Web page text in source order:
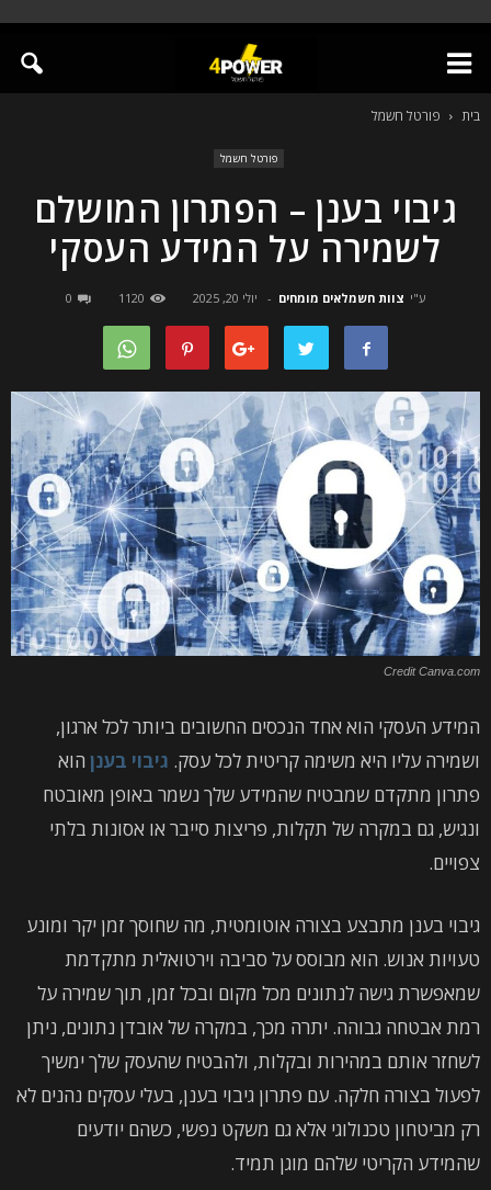
בית פורטל חשמל
פורטל חשמל
גיבוי בענן – הפתרון המושלם
לשמירה על המידע העסקי
ע"י צוות חשמלאים מומחים - יולי 20, 2025 1120
0
Credit Canva.com
המידע העסקי הוא אחד הנכסים החשובים ביותר לכל ארגון,
ושמירה עליו היא משימה קריטית לכל עסק. גיבוי בענן הוא
פתרון מתקדם שמבטיח שהמידע שלך נשמר באופן מאובטח
ונגיש, גם במקרה של תקלות, פריצות סייבר או אסונות בלתי
צפויים.
גיבוי בענן מתבצע בצורה אוטומטית, מה שחוסך זמן יקר ומונע
טעויות אנוש. הוא מבוסס על סביבה וירטואלית מתקדמת
שמאפשרת גישה לנתונים מכל מקום ובכל זמן, תוך שמירה על
רמת אבטחה גבוהה. יתרה מכך, במקרה של אובדן נתונים, ניתן
לשחזר אותם במהירות ובקלות, ולהבטיח שהעסק שלך ימשיך
לפעול בצורה חלקה. עם פתרון גיבוי בענן, בעלי עסקים נהנים לא
רק מביטחון טכנולוגי אלא גם משקט נפשי, כשהם יודעים
שהמידע הקריטי שלהם מוגן תמיד.